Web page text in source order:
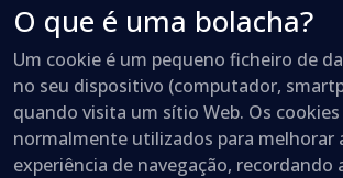
O que é uma bolacha?
Um cookie é um pequeno ficheiro de
no seu dispositivo (computador,
quando visita um sítio Web. Os cookies
normalmente utilizados para melhorar
experiência de navegação, recordando